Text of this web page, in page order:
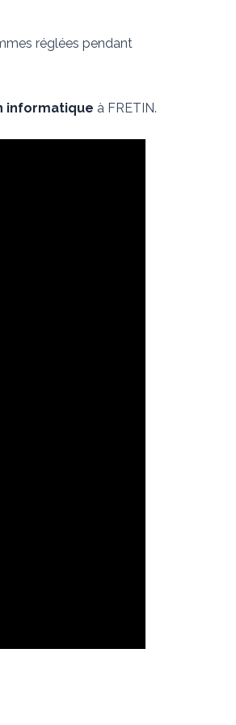
réglées pendant
informatique à FRETIN.